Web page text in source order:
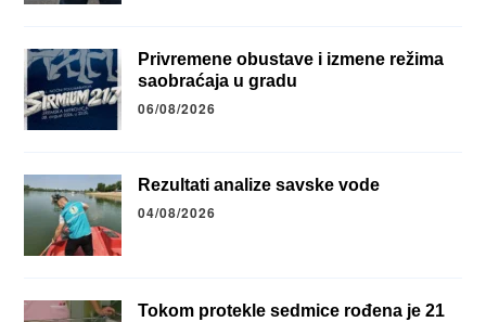
Privremene obustave i izmene režima
saobraćaja u gradu
06/08/2026
Rezultati analize savske vode
04/08/2026
Tokom protekle sedmice rođena je 21